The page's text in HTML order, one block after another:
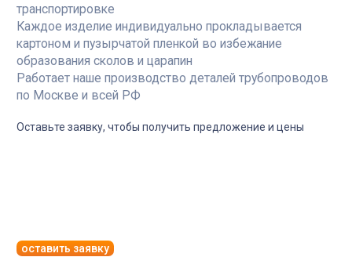
транспортировке
Каждое изделие индивидуально прокладывается
картоном и пузырчатой пленкой во избежание
образования сколов и царапин
Работает наше производство деталей трубопроводов
по Москве и всей РФ
Оставьте заявку, чтобы получить предложение и цены
оставить заявку